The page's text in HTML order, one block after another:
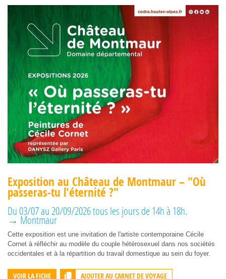
Exposition au Château de Montmaur – "Où
passeras-tu l'éternité ?"
Du 03/07 au 20/09/2026 tous les jours de 14h à 18h.
→ Montmaur
Cette exposition est une invitation de l'artiste contemporaine Cécile
Cornet à réfléchir au modèle du couple hétérosexuel dans nos sociétés
occidentales et à la répartition du travail domestique au sein du foyer.
VOIR LA FICHE AJOUTER AU CARNET DE VOYAGE